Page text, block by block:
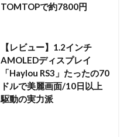
TOMTOPで約7800円
【レビュー】1.2インチ
AMOLEDディスプレイ
「Haylou RS3」たったの70
ドルで美麗画面/10日以上
駆動の実力派